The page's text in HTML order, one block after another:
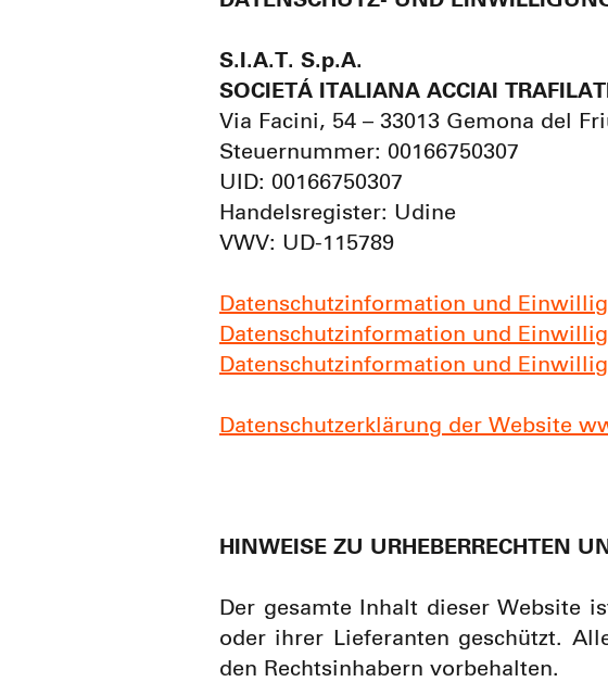
S.I.A.T. S.p.A.
SOCIETÁ ITALIANA ACCIAI TRAFILATI
Via Facini, 54 – 33013 Gemona del
Steuernummer: 00166750307
UID: 00166750307
Handelsregister: Udine
VWV: UD-115789
Datenschutzinformation und
Datenschutzinformation und
Datenschutzinformation und
Datenschutzerklärung der Website
HINWEISE ZU URHEBERRECHTEN
Der gesamte Inhalt dieser Website
oder ihrer Lieferanten geschützt.
den Rechtsinhabern vorbehalten.